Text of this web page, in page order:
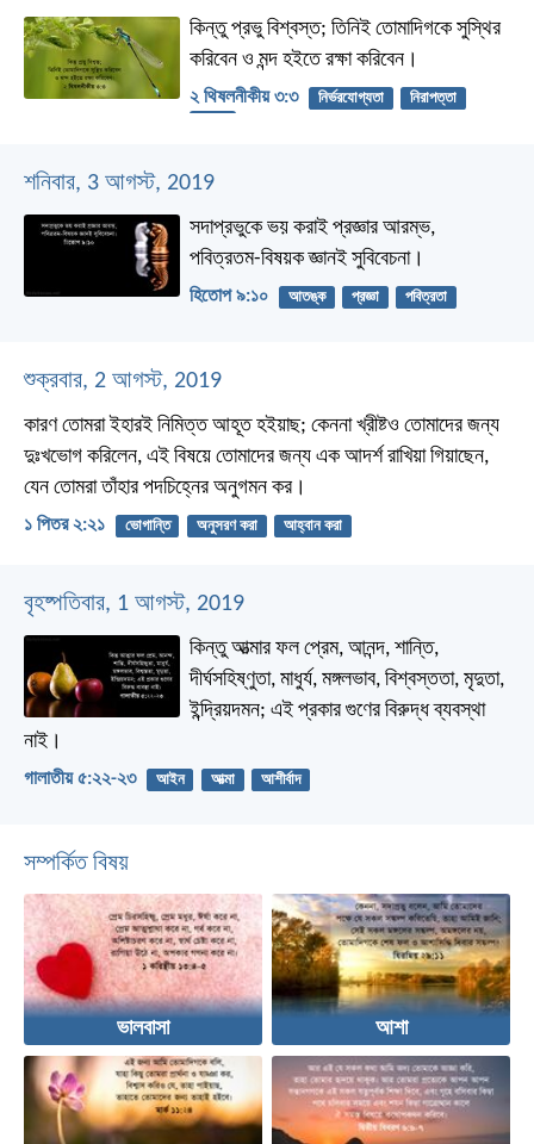
কিন্তু প্রভু বিশ্বস্ত; তিনিই তোমাদিগকে সুস্থির
করিবেন ও মন্দ হইতে রক্ষা করিবেন।
২ থিষলনীকীয় ৩:৩ নির্ভরযোগ্যতা
নিরাপত্তা
শনিবার, 3 আগস্ট, 2019
সদাপ্রভুকে ভয় করাই প্রজ্ঞার আরম্ভ,
পবিত্রতম-বিষয়ক জ্ঞানই সুবিবেচনা।
হিতোপ ৯:১০ আতঙ্ক প্রজ্ঞা পবিত্রতা
শুক্রবার, 2 আগস্ট, 2019
কারণ তোমরা ইহারই নিমিত্ত আহূত হইয়াছ; কেননা খ্রীষ্টও তোমাদের জন্য
দুঃখভোগ করিলেন, এই বিষয়ে তোমাদের জন্য এক আদর্শ রাখিয়া গিয়াছেন,
যেন তোমরা তাঁহার পদচিহ্নের অনুগমন কর।
১ পিতর ২:২১ ভোগান্তি অনুসরণ করা আহ্বান করা
বৃহষ্পতিবার, 1 আগস্ট, 2019
কিন্তু আত্মার ফল প্রেম, আনন্দ, শান্তি,
দীর্ঘসহিষ্ণুতা, মাধুর্য, মঙ্গলভাব, বিশ্বস্ততা, মৃদুতা,
ইন্দ্রিয়দমন; এই প্রকার গুণের বিরুদ্ধ ব্যবস্থা
নাই।
গালাতীয় ৫:২২-২৩ আইন আত্মা আশীর্বাদ
সম্পর্কিত বিষয়
ভালবাসা আশা